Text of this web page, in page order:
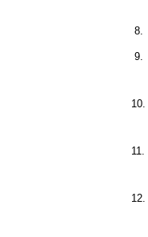
8.
9.
10.
11.
12.